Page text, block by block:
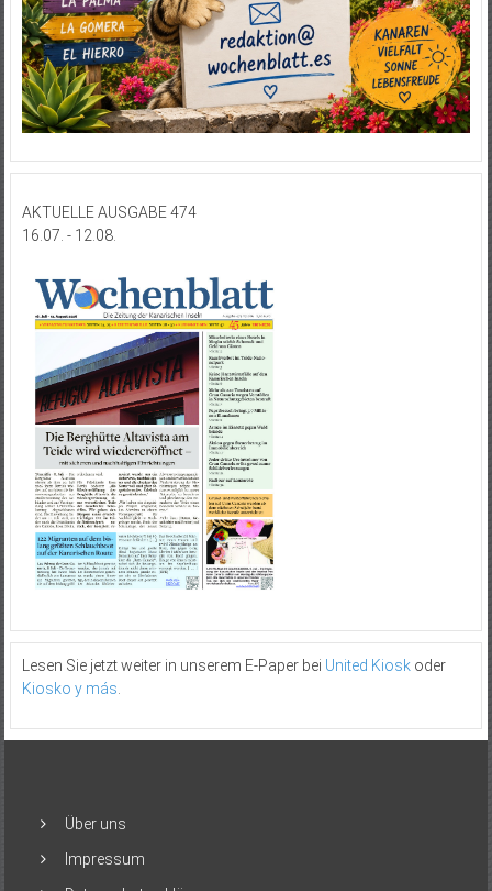
AKTUELLE AUSGABE 474
16.07. - 12.08.
Lesen Sie jetzt weiter in unserem E-Paper bei United Kioskoder
Kiosko y más
Über uns
Impressum